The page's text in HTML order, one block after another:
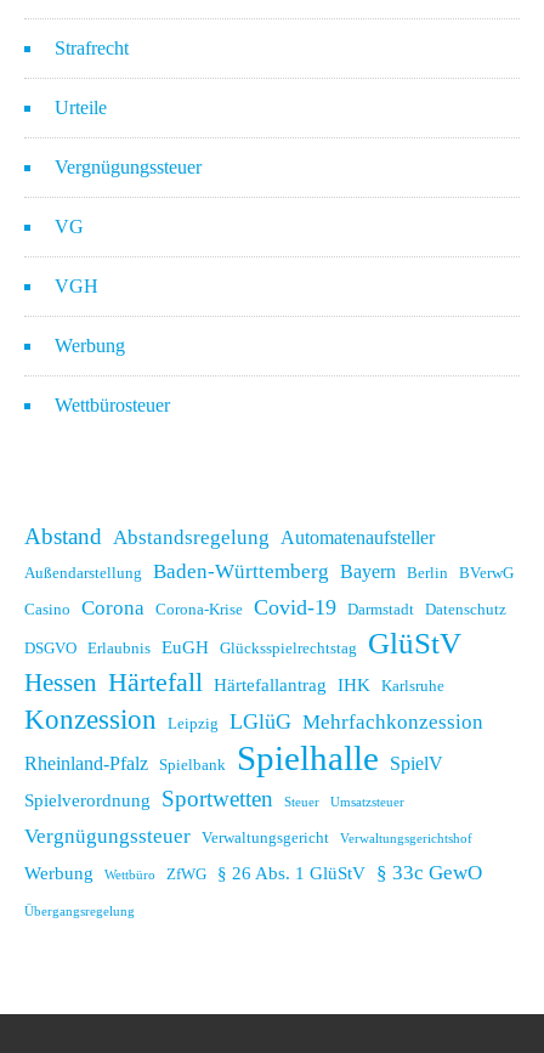
Strafrecht
Urteile
Vergnügungssteuer
VG
VGH
Werbung
Wettbürosteuer
Abstand Abstandsregelung Automatenaufsteller
Außendarstellung Baden-Württemberg Bayern Berlin BVerwG
Casino Corona Corona-Krise Covid-19 Darmstadt Datenschutz
DSGVO Erlaubnis EuGH Glücksspielrechtstag GlüStV
Hessen Härtefall Härtefallantrag IHK Karlsruhe
Konzession Leipzig LGlüG Mehrfachkonzession
Rheinland-Pfalz Spielbank Spielhalle SpielV
Spielverordnung Sportwetten Steuer Umsatzsteuer
Vergnügungssteuer Verwaltungsgericht Verwaltungsgerichtshof
Werbung Wettbüro ZfWG § 26 Abs. 1 GlüStV § 33c GewO
Übergangsregelung